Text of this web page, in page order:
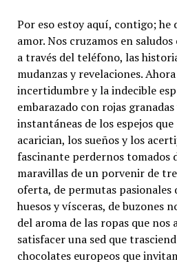
Por eso estoy aquí, contigo; he
amor. Nos cruzamos en
a través del teléfono, las
mudanzas y revelaciones.
incertidumbre y la indecible
embarazado con rojas
instantáneas de los espejos que
acarician, los sueños y los
fascinante perdernos tomados
maravillas de un porvenir de
oferta, de permutas
huesos y vísceras, de buzones
del aroma de las ropas que nos
satisfacer una sed que
chocolates europeos que